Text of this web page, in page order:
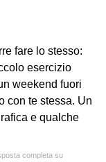
fare lo stesso:
esercizio
weekend fuori
con te stessa. Un
e qualche
completa su